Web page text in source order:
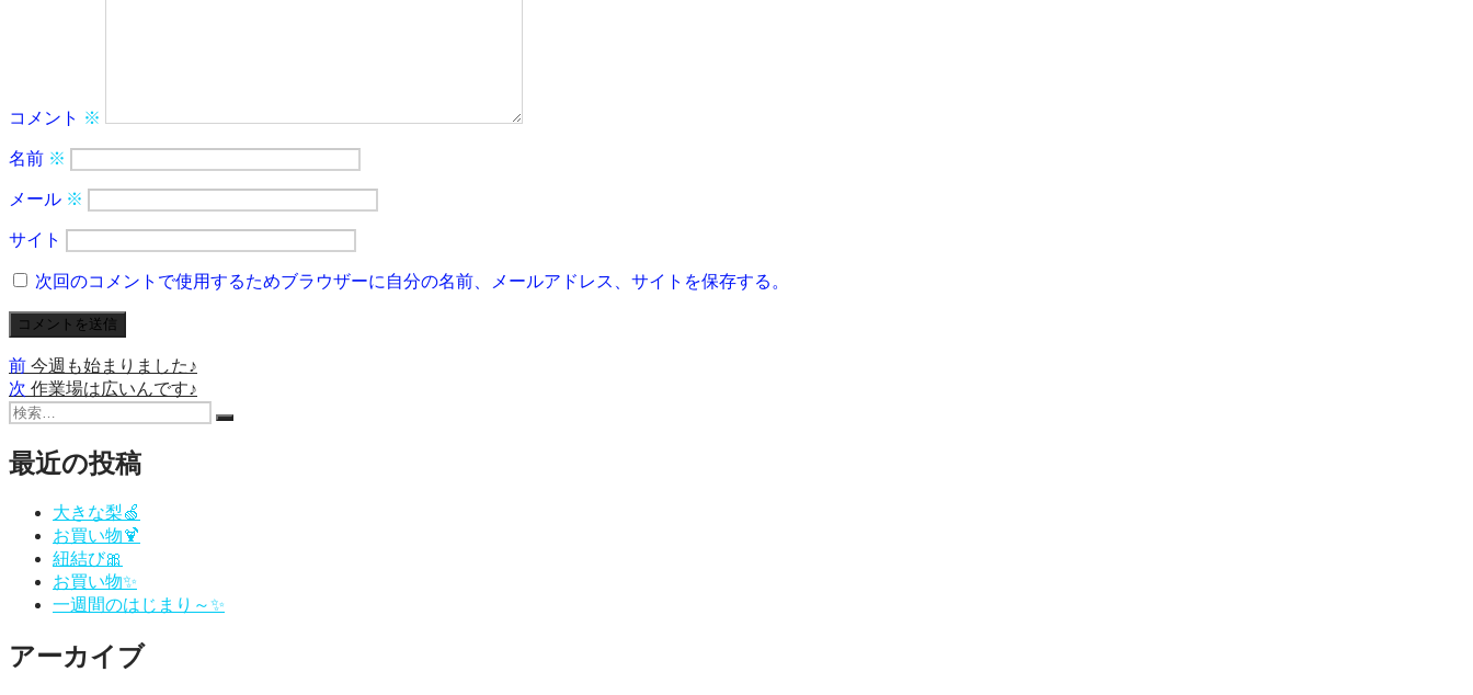
コメント ※
名前 ※
メール ※
サイト
次回のコメントで使用するためブラウザーに自分の名前、メールアドレス、サイトを保存する。
投
稿
ビ
ン
前 前
の
投
今週も始まりました♪
次 次
の
稿:
作業場は広いんです♪
検
検
最近の投稿
大きな梨🍏
お買い物🍹
紐結び🎀
お買い物✨
一週間のはじまり～✨
アーカイブ